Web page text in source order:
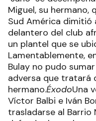
Miguel, su
Sud América dimitió
delantero del club
un plantel que se
Lamentablemente,
Bulay no pudo
adversa que tratará
hermano.ÉxodoUna
Víctor Balbi e Iván
trasladarse al Barrio